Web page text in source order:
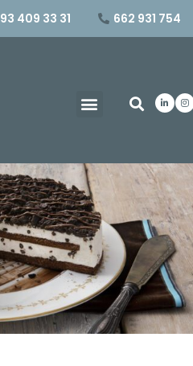
93 409 33 31 662 931 754